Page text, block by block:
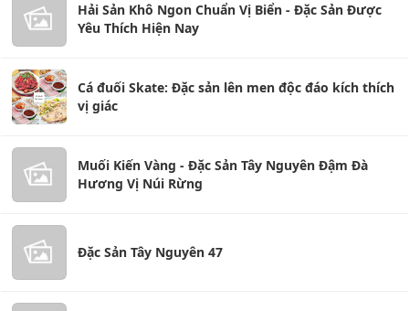
Hải Sản Khô Ngon Chuẩn Vị Biển - Đặc Sản Được
Yêu Thích Hiện Nay
Cá đuối Skate: Đặc sản lên men độc đáo kích thích
vị giác
Muối Kiến Vàng - Đặc Sản Tây Nguyên Đậm Đà
Hương Vị Núi Rừng
Đặc Sản Tây Nguyên 47